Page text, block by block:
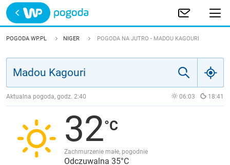
Trwa ładowanie
POLSKA
JAKOŚĆ POWIETRZA
POGODA WP.PL NIGER POGODA NA JUTRO - MADOU KAGOURI
Aktualna pogoda, godz. 2:40 06:03 18:41
32
Zachmurzenie małe, pogodnie
Odczuwalna 35°C